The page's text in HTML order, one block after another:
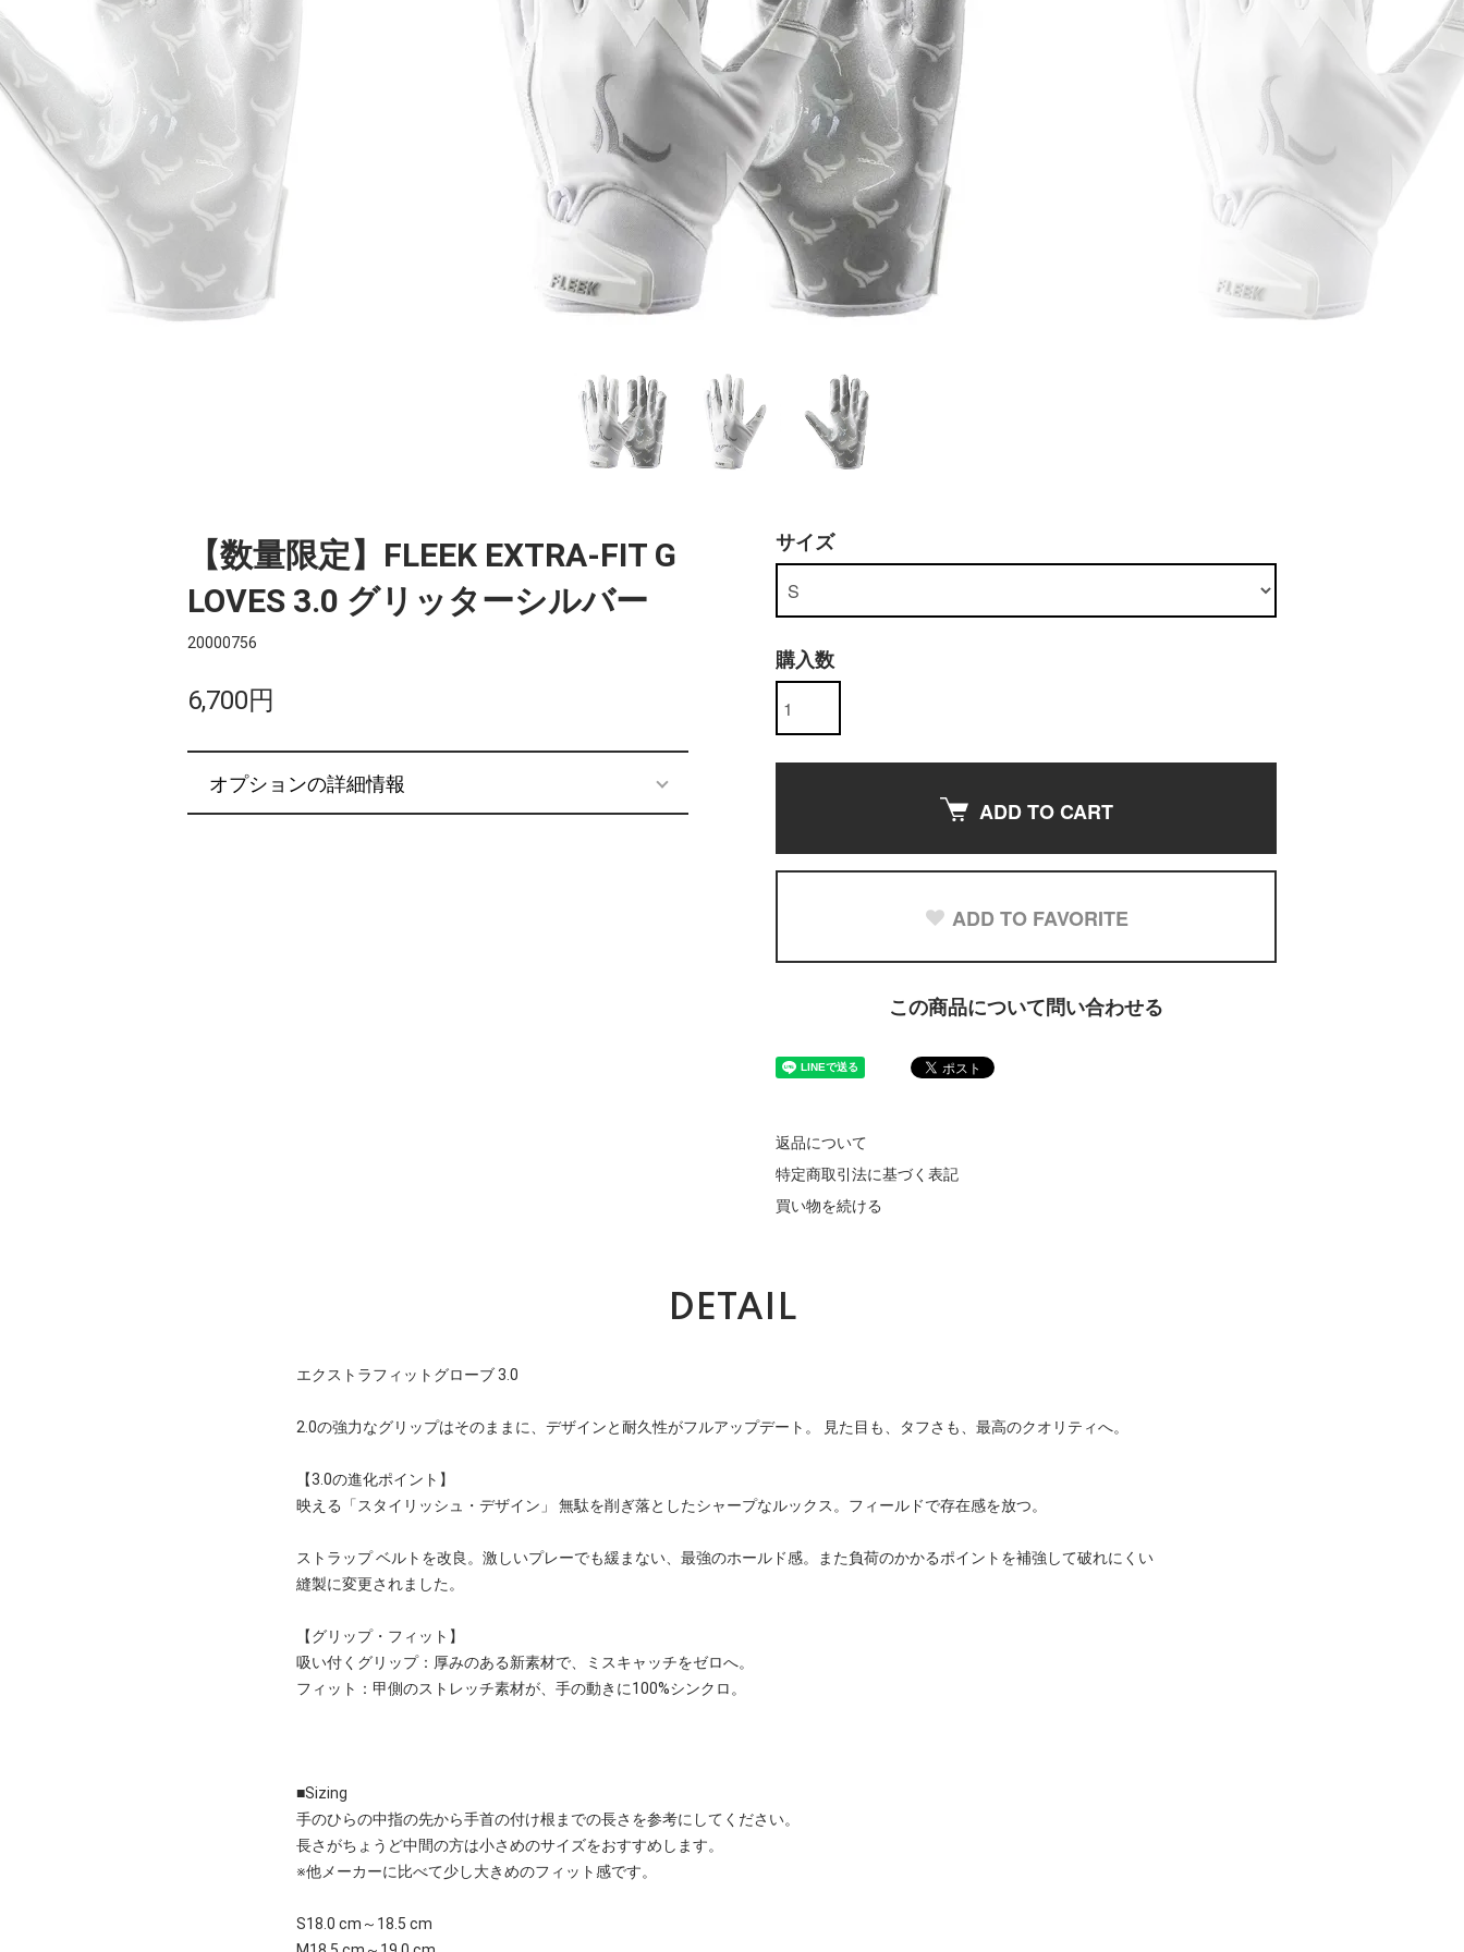
【数量限定】FLEEK EXTRA-FIT G
LOVES 3.0 グリッターシルバー
20000756
6,700円
オプションの詳細情報
サイズ
購入数
ADD TO CART
ADD TO FAVORITE
この商品について問い合わせる
返品について
特定商取引法に基づく表記
買い物を続ける
DETAIL
エクストラフィットグローブ 3.0
2.0の強力なグリップはそのままに、デザインと耐久性がフルアップデート。 見た目も、タフさも、最高のクオリティへ。
【3.0の進化ポイント】
映える「スタイリッシュ・デザイン」 無駄を削ぎ落としたシャープなルックス。フィールドで存在感を放つ。
ストラップ ベルトを改良。激しいプレーでも緩まない、最強のホールド感。また負荷のかかるポイントを補強して破れにくい
縫製に変更されました。
【グリップ・フィット】
吸い付くグリップ：厚みのある新素材で、ミスキャッチをゼロへ。
フィット：甲側のストレッチ素材が、手の動きに100%シンクロ。
■Sizing
手のひらの中指の先から手首の付け根までの長さを参考にしてください。
長さがちょうど中間の方は小さめのサイズをおすすめします。
※他メーカーに比べて少し大きめのフィット感です。
S18.0 cm～18.5 cm